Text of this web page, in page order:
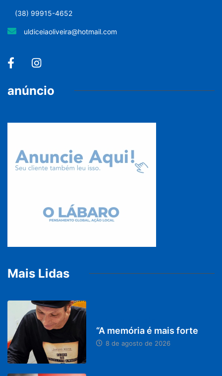
(38) 99915-4652
uldiceiaoliveira@hotmail.com
anúncio
Mais Lidas
“A memória é mais forte
8 de agosto de 2026